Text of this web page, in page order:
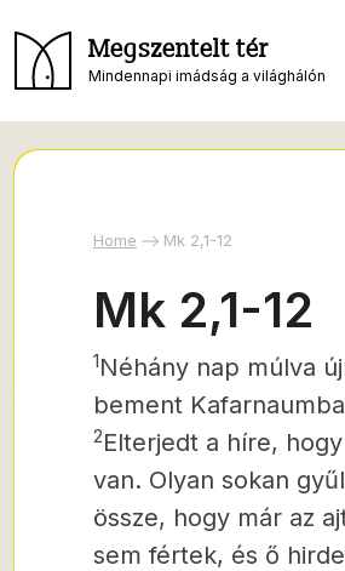
Megszentelt tér
Mindennapi imádság a világhálón
Home Mk 2,1-12
Mk 2,1-12
1Néhány nap múlva
bement
2Elterjedt a híre,
van. Olyan sokan
össze, hogy már az
sem fértek, és ő